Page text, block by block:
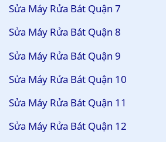
Sửa Máy Rửa Bát Quận 7
Sửa Máy Rửa Bát Quận 8
Sửa Máy Rửa Bát Quận 9
Sửa Máy Rửa Bát Quận 10
Sửa Máy Rửa Bát Quận 11
Sửa Máy Rửa Bát Quận 12